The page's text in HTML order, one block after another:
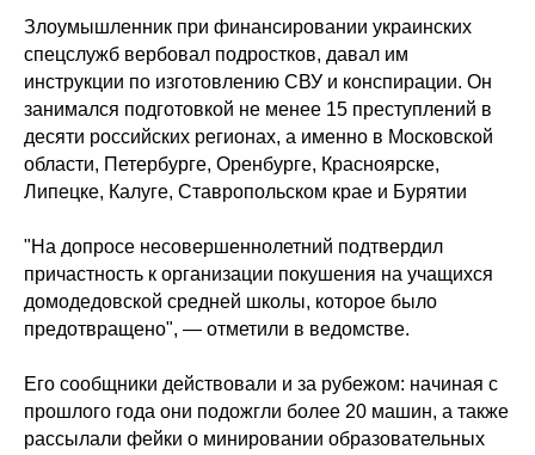
Злоумышленник при финансировании украинских
спецслужб вербовал подростков, давал им
инструкции по изготовлению СВУ и конспирации. Он
занимался подготовкой не менее 15 преступлений в
десяти российских регионах, а именно в Московской
области, Петербурге, Оренбурге, Красноярске,
Липецке, Калуге, Ставропольском крае и Бурятии
"На допросе несовершеннолетний подтвердил
причастность к организации покушения на учащихся
домодедовской средней школы, которое было
предотвращено", — отметили в ведомстве.
Его сообщники действовали и за рубежом: начиная с
прошлого года они подожгли более 20 машин, а также
рассылали фейки о минировании образовательных